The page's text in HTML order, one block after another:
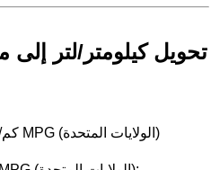
تحويل كيلومتر/لتر إلى
1 كم/ل = 2.35214583294756 MPG (الولايات المتحدة)